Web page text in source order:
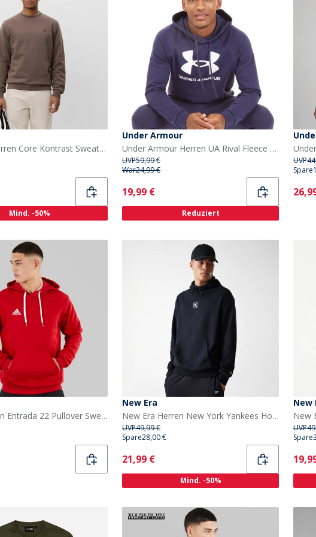
Les Deux Herren Core Kontrast Sweatshirt Mountain Grey Brown
Mind. -50%
Under Armour
Under Armour Herren UA Rival Fleece Logo Kapuzenpullover Mitternachtsblau/Weiß
UVP59,99 €
War24,99 €
Current
19,99 €
Reduziert
UVP
Spare
adidas Herren Entrada 22 Pullover Sweat Hoodie Team Power Red
New Era
New Era Herren New York Yankees Hoodie Schwarz
UVP49,99 €
Spare28,00 €
Current
21,99 €
Mind. -50%
New
UVP
Spare